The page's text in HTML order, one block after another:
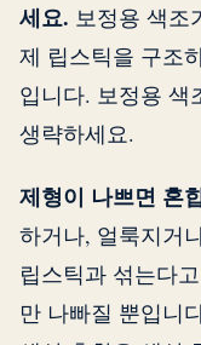
세요. 보정용 색조
제 립스틱을 구조
입니다. 보정용 색
생략하세요.
제형이 나쁘면 혼
하거나, 얼룩지거
립스틱과 섞는다
만 나빠질 뿐입니